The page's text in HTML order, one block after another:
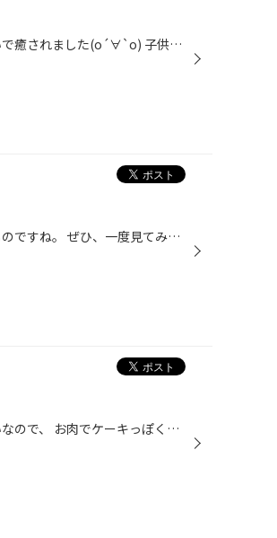
今年はイルミネーション見に行きました♪ すごくきれいで癒されました(о´∀`о) 子供達も喜んでいたのでよかったです♪ でも、すごく寒かった…(ToT) また来年もいろんなところに いけるといいなぁ～と思ってます★ どこかオススメのところがあったら 是非教えて下さい(*´∀`)♪
今回この様な動画を私自身も見ました。 こんなに違うものですね。 ぜひ、一度見てみませんか。 この時期、特にスタッドレスタイヤで 残り溝半分の状態がどんなことになるのか。 雪の上では強力なんですけどね。
今月は旦那のお母さんのお誕生日でした♪ 甘いのが嫌いなので、 お肉でケーキっぽくしてみました(*´∀`)♪笑 見た目はひどいですが 気持ちがこもってるので よしとしましょぉ♪笑